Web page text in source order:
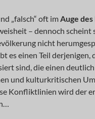
„falsch“ oft imAuge
– dennoch scheint
nicht
es einen Teil derjenigen,
sind, die einen
und kulturkritischen
Konfliktlinien wird der